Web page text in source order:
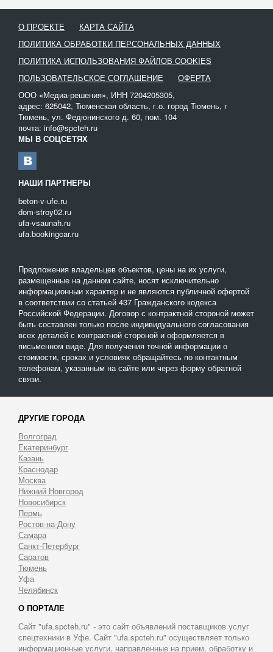
О ПРОЕКТЕ
КАРТА САЙТА
ПОЛИТИКА ОБРАБОТКИ ПЕРСОНАЛЬНЫХ ДАННЫХ
ПОЛИТИКА ИСПОЛЬЗОВАНИЯ ФАЙЛОВ COOKIES
ПОЛЬЗОВАТЕЛЬСКОЕ СОГЛАШЕНИЕ
ОФЕРТА
ООО «Медиа-решения», ИНН 7204205305,
адрес: 625042, Тюменская область, г.о. город Тюмень, г
Тюмень, ул. Федюнинского д. 60, пом. 104
почта: info@spcteh.ru
МЫ В СОЦСЕТЯХ
НАШИ ПАРТНЕРЫ
beton-v-ufe.ru
dom-stroy02.ru
ufa-vsaunah.ru
ufa.bookingcar.ru
Предложения владельцев объектов, цены на их услуги,
размещенные на данном сайте, носят исключительно
информационныи характер и не являются публичной офертой
в соответствии со статьей 437 Гражданского кодекса
Российской Федерации. Договор с контрактной стороной может
быть составлен только после индивидуального согласования
всех деталей с контрактной стороной и оформляется в
письменном виде. Для получения точной информации о
стоимости, сроках и условиях обращайтесь по контактным
телефонам, указанным на сайте или через форму обратной
связи.
ДРУГИЕ ГОРОДА
Волгоград
Екатеринбург
Казань
Краснодар
Москва
Нижний Новгород
Новосибирск
Пермь
Ростов-на-Дону
Самара
Санкт-Петербург
Саратов
Тюмень
Уфа
Челябинск
О ПОРТАЛЕ
Сайт "ufa.spcteh.ru" - это сайт объявлений поставщиков услуг
спецтехники в Уфе. Сайт "ufa.spcteh.ru" осуществляет только
информационные услуги, направленные на прием, обработку и